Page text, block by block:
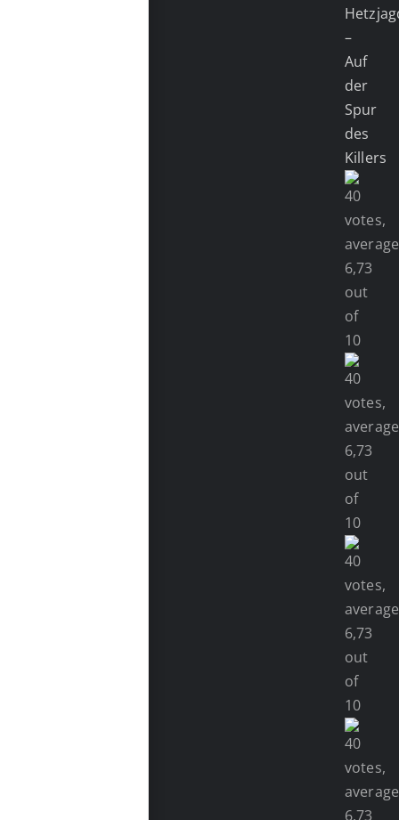
–
Auf
der
Spur
des
Killers